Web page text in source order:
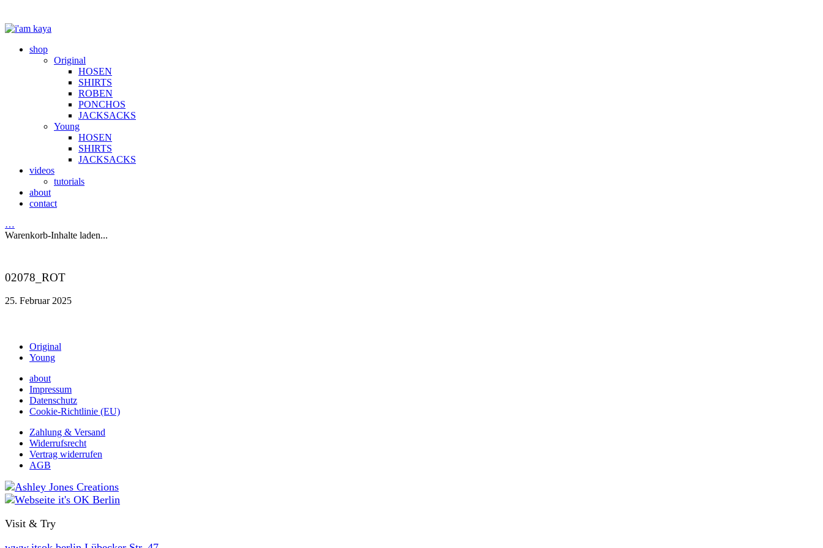
shop
Original
HOSEN
SHIRTS
ROBEN
PONCHOS
JACKSACKS
Young
HOSEN
SHIRTS
JACKSACKS
videos
tutorials
about
contact
…
Warenkorb-Inhalte laden...
02078_ROT
25. Februar 2025
Original
Young
about
Impressum
Datenschutz
Cookie-Richtlinie (EU)
Zahlung & Versand
Widerrufsrecht
Vertrag widerrufen
AGB
Visit & Try